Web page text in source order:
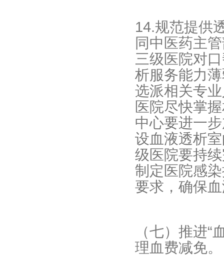
14.规范提供
同中医药主
三级医院对
析服务能力
选派相关专
医院尽快掌
中心要进一
设血液透析
级医院要持
制定医院感
要求，确保
（七）推进
理血费减免。